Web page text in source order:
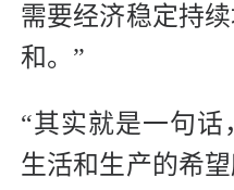
需要经济稳定持
和。”
“其实就是一句话
生活和生产的希